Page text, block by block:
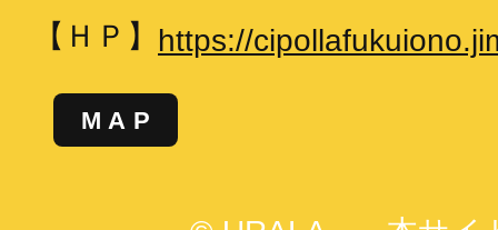
【ＨＰ】 https://
MAP